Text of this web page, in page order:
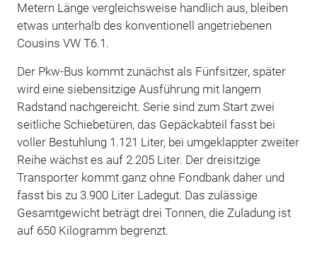
Metern Länge vergleichsweise handlich aus, bleiben
etwas unterhalb des konventionell angetriebenen
Cousins VW T6.1.
Der Pkw-Bus kommt zunächst als Fünfsitzer, später
wird eine siebensitzige Ausführung mit langem
Radstand nachgereicht. Serie sind zum Start zwei
seitliche Schiebetüren, das Gepäckabteil fasst bei
voller Bestuhlung 1.121 Liter, bei umgeklappter zweiter
Reihe wächst es auf 2.205 Liter. Der dreisitzige
Transporter kommt ganz ohne Fondbank daher und
fasst bis zu 3.900 Liter Ladegut. Das zulässige
Gesamtgewicht beträgt drei Tonnen, die Zuladung ist
auf 650 Kilogramm begrenzt.